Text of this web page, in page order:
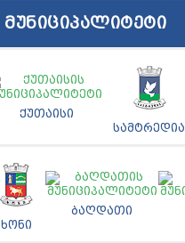
ᲛᲣᲜᲘᲪᲘᲞᲐᲚᲘᲢᲔᲢᲘ
ᲥᲣᲗᲐᲘᲡᲘ
ᲡᲐᲛᲢᲠᲔᲓᲘᲐ
ᲮᲝᲜᲘ
ᲑᲐᲦᲓᲐᲗᲘ